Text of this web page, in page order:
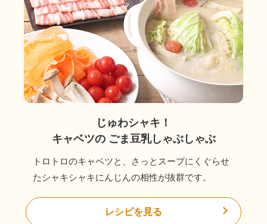
じゅわシャキ！
キャベツのごま豆乳しゃぶしゃぶ
トロトロのキャベツと、さっとスープにくぐらせ
たシャキシャキにんじんの相性が抜群です。
レシピを見る